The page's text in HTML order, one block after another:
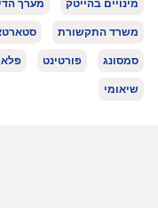
מינויים בהייטק מערך
משרד התקשורת
סמסונג פורטינט
שיאומי